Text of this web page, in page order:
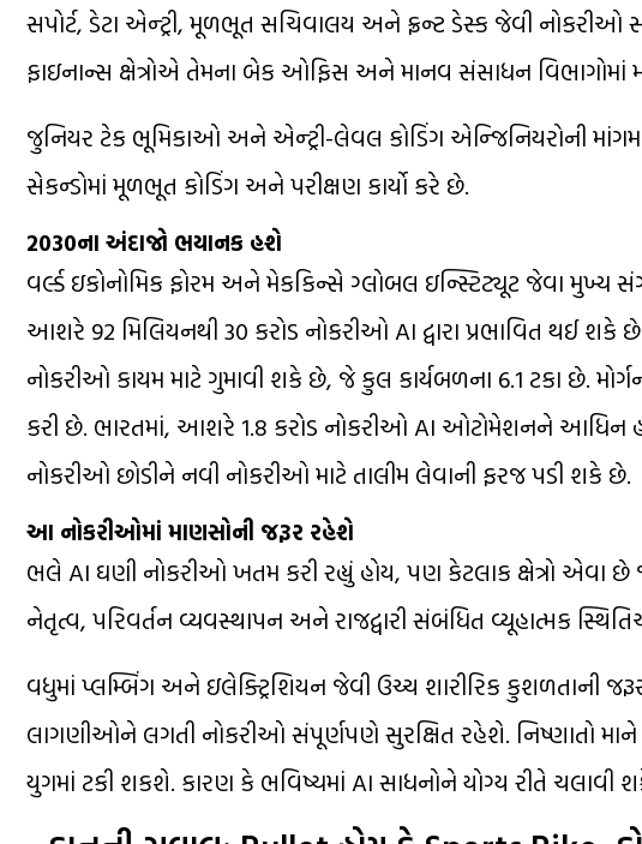
સપોર્ટ, ડેટા એન્ટ્રી, મૂળભૂત સચિવાલય અને ફ્રન્ટ ડેસ્ક જેવી નોકરીઓ
ફાઇનાન્સ ક્ષેત્રોએ તેમના બેક ઓફિસ અને માનવ સંસાધન વિભાગોમાં
જુનિયર ટેક ભૂમિકાઓ અને એન્ટ્રી-લેવલ કોડિંગ એન્જિનિયરોની
સેકન્ડોમાં મૂળભૂત કોડિંગ અને પરીક્ષણ કાર્યો કરે છે.
2030ના અંદાજો ભયાનક હશે
વર્લ્ડ ઇકોનોમિક ફોરમ અને મેકકિન્સે ગ્લોબલ ઇન્સ્ટિટ્યૂટ જેવા મુખ્ય
આશરે 92 મિલિયનથી 30 કરોડ નોકરીઓ AI દ્વારા પ્રભાવિત થઈ
નોકરીઓ કાયમ માટે ગુમાવી શકે છે, જે કુલ કાર્યબળના 6.1 ટકા છે.
કરી છે. ભારતમાં, આશરે 1.8 કરોડ નોકરીઓ AI ઓટોમેશનને આધિન
નોકરીઓ છોડીને નવી નોકરીઓ માટે તાલીમ લેવાની ફરજ પડી શકે છે.
આ નોકરીઓમાં માણસોની જરૂર રહેશે
ભલે AI ઘણી નોકરીઓ ખતમ કરી રહ્યું હોય, પણ કેટલાક ક્ષેત્રો એવા છે
નેતૃત્વ, પરિવર્તન વ્યવસ્થાપન અને રાજદ્વારી સંબંધિત વ્યૂહાત્મક
વધુમાં પ્લમ્બિંગ અને ઇલેક્ટ્રિશિયન જેવી ઉચ્ચ શારીરિક કુશળતાની
લાગણીઓને લગતી નોકરીઓ સંપૂર્ણપણે સુરક્ષિત રહેશે. નિષ્ણાતો
યુગમાં ટકી શકશે. કારણ કે ભવિષ્યમાં AI સાધનોને યોગ્ય રીતે ચલાવી